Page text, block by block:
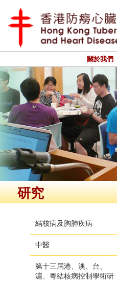
關於我們
研究
結核病及胸肺疾病
中醫
第十三屆港、澳、台、
滬、粵結核病控制學術研